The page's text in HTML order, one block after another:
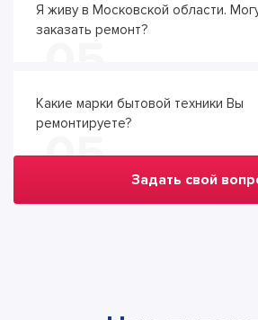
Я живу в Московской области.
заказать ремонт?
Какие марки бытовой техники Вы
ремонтируете?
05 Задать свой